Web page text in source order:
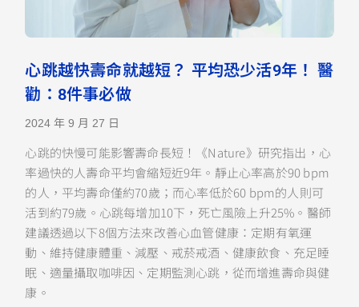
心跳越快壽命就越短？ 平均恐少活9年！ 醫
勸：8件事必做
2024 年 9 月 27 日
心跳的快慢可能影響壽命長短！《Nature》研究指出，心
率過快的人壽命平均會縮短近9年。靜止心率高於90 bpm
的人，平均壽命僅約70歲；而心率低於60 bpm的人則可
活到約79歲。心跳每增加10下，死亡風險上升25%。醫師
建議透過以下8個方法來改善心血管健康：定期有氧運
動、維持健康體重、減壓、戒菸戒酒、健康飲食、充足睡
眠、適量攝取咖啡因、定期監測心跳，從而增進壽命與健
康。